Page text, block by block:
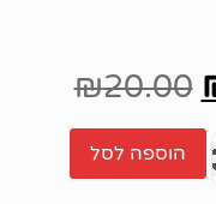
₪20.00
הוספה לסל